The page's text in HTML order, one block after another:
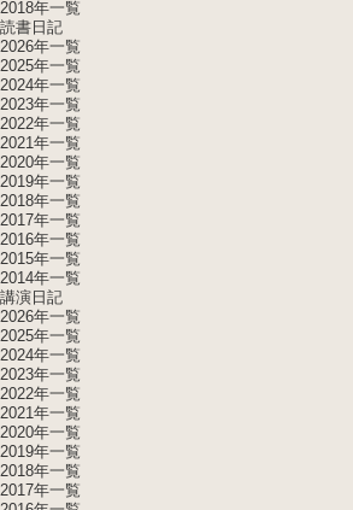
2018年一覧
読書日記
2026年一覧
2025年一覧
2024年一覧
2023年一覧
2022年一覧
2021年一覧
2020年一覧
2019年一覧
2018年一覧
2017年一覧
2016年一覧
2015年一覧
2014年一覧
講演日記
2026年一覧
2025年一覧
2024年一覧
2023年一覧
2022年一覧
2021年一覧
2020年一覧
2019年一覧
2018年一覧
2017年一覧